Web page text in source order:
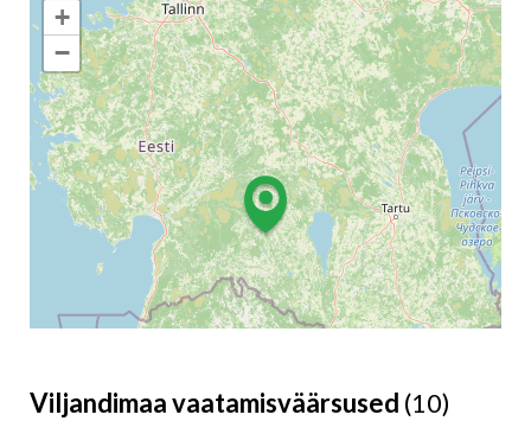
+
−
Viljandimaa vaatamisväärsused (10)